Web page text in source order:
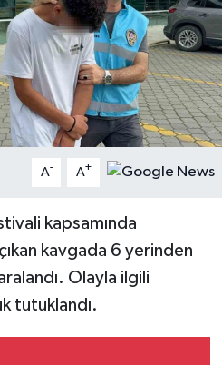
A- A+
kapsamında
kavgada 6 yerinden
Olayla ilgili
tutuklandı.